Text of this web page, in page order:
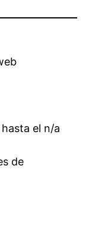
el n/a
de